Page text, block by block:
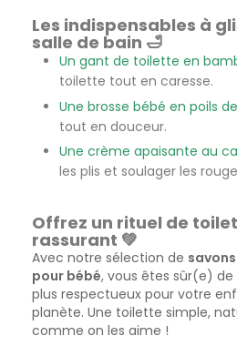
Les indispensables à
salle de bain 🛁
Un gant de toilette en
toilette tout en caresse.
Une brosse bébé en poils
tout en douceur.
Une crème apaisante au
les plis et soulager les
Offrez un rituel de
rassurant 💚
Avec notre sélection de
pour bébé, vous êtes sûr(e) de
plus respectueux pour votre
planète. Une toilette simple,
comme on les aime !